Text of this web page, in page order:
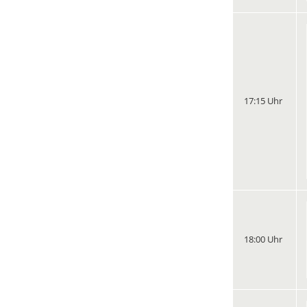
17:15 Uhr
18:00 Uhr